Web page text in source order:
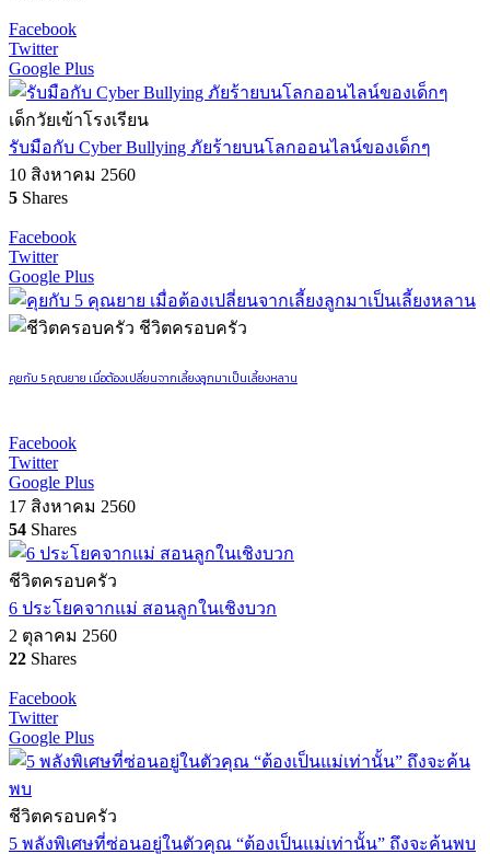
Facebook
Twitter
Google Plus
เด็กวัยเข้าโรงเรียน
รับมือกับ Cyber Bullying ภัยร้ายบนโลกออนไลน์ของเด็กๆ
10 สิงหาคม 2560
5 Shares
Facebook
Twitter
Google Plus
ชีวิตครอบครัว
คุยกับ 5 คุณยาย เมื่อต้องเปลี่ยนจากเลี้ยงลูกมาเป็นเลี้ยงหลาน
Facebook
Twitter
Google Plus
17 สิงหาคม 2560
54 Shares
ชีวิตครอบครัว
6 ประโยคจากแม่ สอนลูกในเชิงบวก
2 ตุลาคม 2560
22 Shares
Facebook
Twitter
Google Plus
ชีวิตครอบครัว
5 พลังพิเศษที่ซ่อนอยู่ในตัวคุณ “ต้องเป็นแม่เท่านั้น” ถึงจะค้นพบ